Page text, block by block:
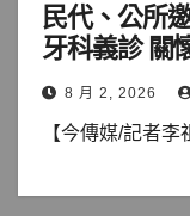
民代、公所
牙科義診 關
8 月 2, 2026
【今傳媒/記者